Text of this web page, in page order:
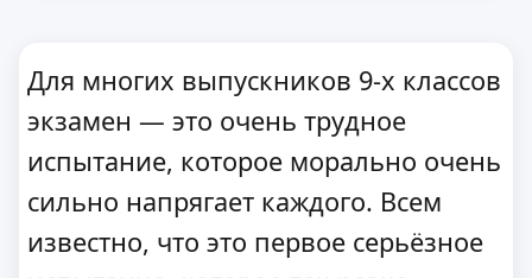
Для многих выпускников 9-х классов
экзамен — это очень трудное
испытание, которое морально очень
сильно напрягает каждого. Всем
известно, что это первое серьёзное